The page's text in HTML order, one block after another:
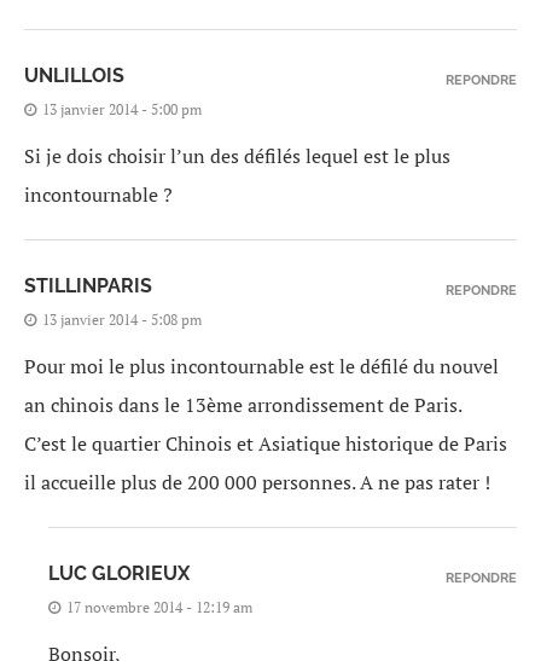
UNLILLOIS
13 janvier 2014 - 5:00 pm
Si je dois choisir l’un des défilés lequel est le plus
incontournable ?
REPONDRE
STILLINPARIS
13 janvier 2014 - 5:08 pm
Pour moi le plus incontournable est le défilé du nouvel
an chinois dans le 13ème arrondissement de Paris.
C’est le quartier Chinois et Asiatique historique de Paris
il accueille plus de 200 000 personnes. A ne pas rater !
REPONDRE
LUC GLORIEUX
17 novembre 2014 - 12:19 am
Bonsoir,
REPONDRE